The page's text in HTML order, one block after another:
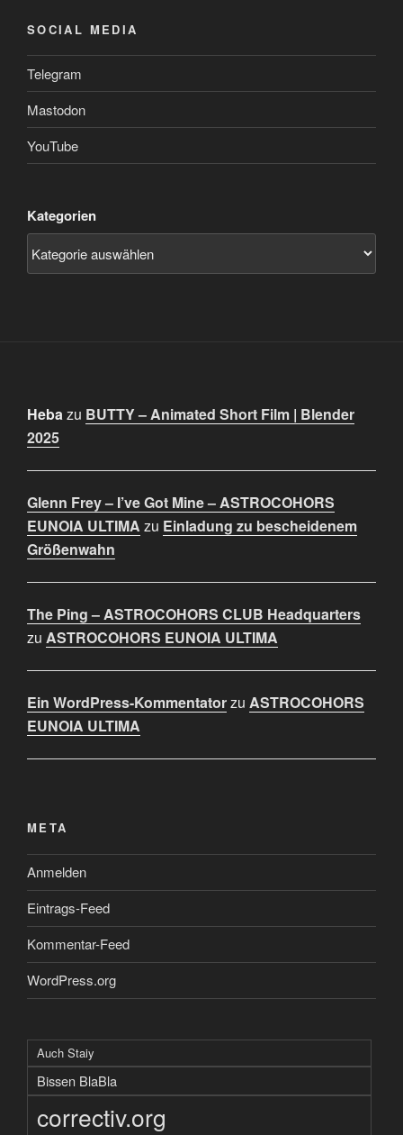
SOCIAL MEDIA
Telegram
Mastodon
YouTube
Kategorien
Hebazu BUTTY – Animated Short Film | Blender
2025
Glenn Frey – I’ve Got Mine – ASTROCOHORS
EUNOIA ULTIMA zu Einladung zu bescheidenem
Größenwahn
The Ping – ASTROCOHORS CLUB Headquarters
zu ASTROCOHORS EUNOIA ULTIMA
Ein WordPress-Kommentatorzu ASTROCOHORS
EUNOIA ULTIMA
META
Anmelden
Eintrags-Feed
Kommentar-Feed
WordPress.org
Auch Staiy
Bissen BlaBla
correctiv.org